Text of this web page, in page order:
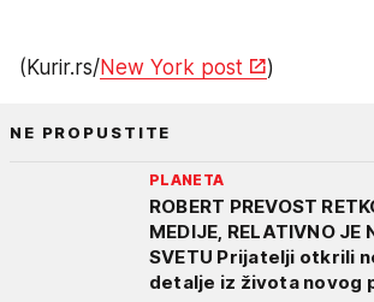
(Kurir.rs/New York post )
NE PROPUSTITE
PLANETA
ROBERT PREVOST
MEDIJE, RELATIVNO JE
SVETU Prijatelji otkrili
detalje iz života novog